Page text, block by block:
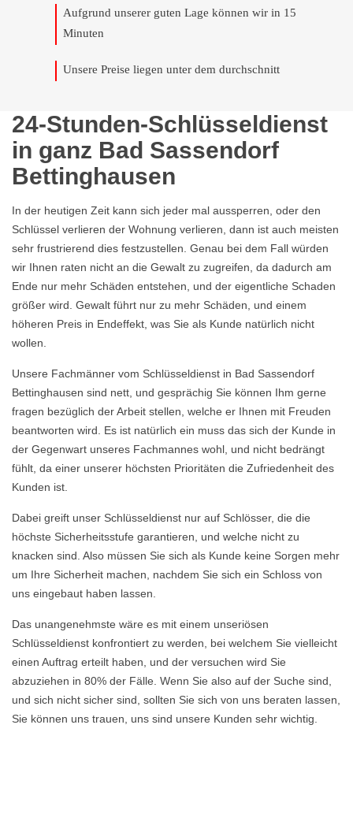
Aufgrund unserer guten Lage können wir in 15
Minuten
Unsere Preise liegen unter dem durchschnitt
24-Stunden-Schlüsseldienst
in ganz Bad Sassendorf
Bettinghausen
In der heutigen Zeit kann sich jeder mal aussperren, oder den
Schlüssel verlieren der Wohnung verlieren, dann ist auch meisten
sehr frustrierend dies festzustellen. Genau bei dem Fall würden
wir Ihnen raten nicht an die Gewalt zu zugreifen, da dadurch am
Ende nur mehr Schäden entstehen, und der eigentliche Schaden
größer wird. Gewalt führt nur zu mehr Schäden, und einem
höheren Preis in Endeffekt, was Sie als Kunde natürlich nicht
wollen.
Unsere Fachmänner vom Schlüsseldienst in Bad Sassendorf
Bettinghausen sind nett, und gesprächig Sie können Ihm gerne
fragen bezüglich der Arbeit stellen, welche er Ihnen mit Freuden
beantworten wird. Es ist natürlich ein muss das sich der Kunde in
der Gegenwart unseres Fachmannes wohl, und nicht bedrängt
fühlt, da einer unserer höchsten Prioritäten die Zufriedenheit des
Kunden ist.
Dabei greift unser Schlüsseldienst nur auf Schlösser, die die
höchste Sicherheitsstufe garantieren, und welche nicht zu
knacken sind. Also müssen Sie sich als Kunde keine Sorgen mehr
um Ihre Sicherheit machen, nachdem Sie sich ein Schloss von
uns eingebaut haben lassen.
Das unangenehmste wäre es mit einem unseriösen
Schlüsseldienst konfrontiert zu werden, bei welchem Sie vielleicht
einen Auftrag erteilt haben, und der versuchen wird Sie
abzuziehen in 80% der Fälle. Wenn Sie also auf der Suche sind,
und sich nicht sicher sind, sollten Sie sich von uns beraten lassen,
Sie können uns trauen, uns sind unsere Kunden sehr wichtig.